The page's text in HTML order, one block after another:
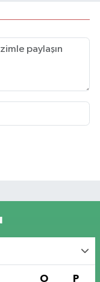
O P